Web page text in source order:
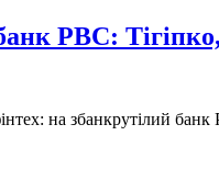
РВС:
на збанкрутілий